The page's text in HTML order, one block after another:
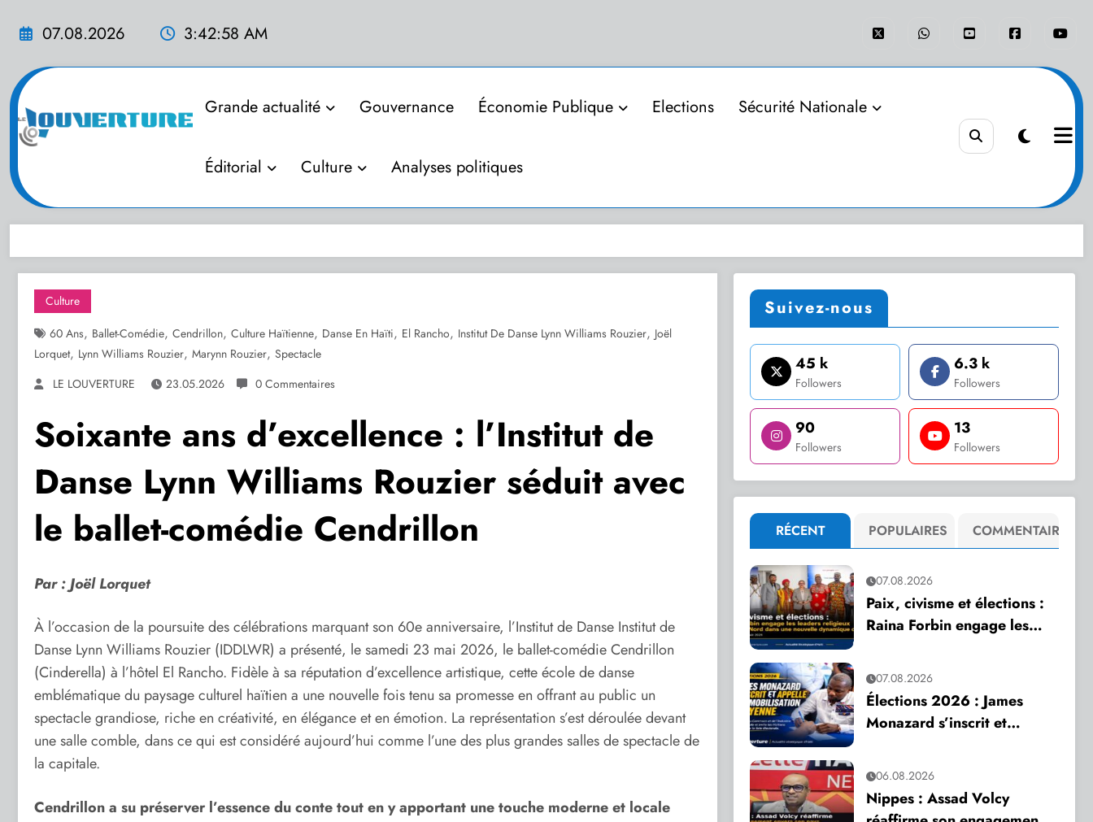
07.08.2026 3:42:59 AM
Grande actualité Gouvernance Économie Publique Elections Sécurité Nationale
Éditorial Culture Analyses politiques
Culture
60 Ans, Ballet-Comédie, Cendrillon, Culture Haïtienne, Danse En Haïti, El Rancho, Institut De Danse Lynn Williams Rouzier, Joël
Lorquet, Lynn Williams Rouzier, Marynn Rouzier, Spectacle
LE LOUVERTURE
23.05.2026 0 Commentaires
Soixante ans d’excellence : l’Institut de
Danse Lynn Williams Rouzier séduit avec
le ballet-comédie Cendrillon
Par : Joël Lorquet
À l’occasion de la poursuite des célébrations marquant son 60e anniversaire, l’Institut de Danse Institut de
Danse Lynn Williams Rouzier (IDDLWR) a présenté, le samedi 23 mai 2026, le ballet-comédie Cendrillon
(Cinderella) à l’hôtel El Rancho. Fidèle à sa réputation d’excellence artistique, cette école de danse
emblématique du paysage culturel haïtien a une nouvelle fois tenu sa promesse en offrant au public un
spectacle grandiose, riche en créativité, en élégance et en émotion. La représentation s’est déroulée devant
une salle comble, dans ce qui est considéré aujourd’hui comme l’une des plus grandes salles de spectacle de
la capitale.
Cendrillon a su préserver l’essence du conte tout en y apportant une touche moderne et locale
Suivez-nous
45 k
Followers
6.3 k
Followers
90
Followers
13
Followers
RÉCENT POPULAIRES COMMENTAIRE
07.08.2026
Paix, civisme et élections :
Raina Forbin engage les
Nord dans une nouvelle
dynamique de dialogue
07.08.2026
Élections 2026 : James
Monazard s’inscrit et
citoyenne
06.08.2026
Nippes : Assad Volcy